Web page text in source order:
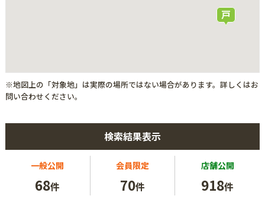
※地図上の「対象地」は実際の場所ではない場合があります。詳しくはお
問い合わせください。
検索結果表示
一般公開
68件
会員限定
70件
店舗公開
918件